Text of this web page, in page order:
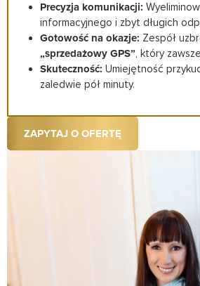
Precyzja komunikacji:
informacyjnego i zbyt długich
Gotowość na okazje: Zespół
„sprzedażowy GPS”, który
Skuteczność: Umiejętność
zaledwie pół minuty.
ZAPYTAJ O OFERTĘ